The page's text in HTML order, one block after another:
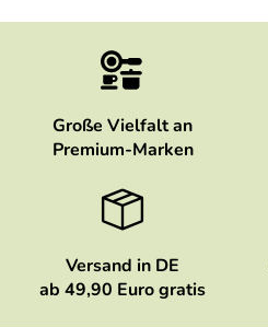
Große Vielfalt an
Premium-Marken
Versand in DE
ab 49,90 Euro gratis